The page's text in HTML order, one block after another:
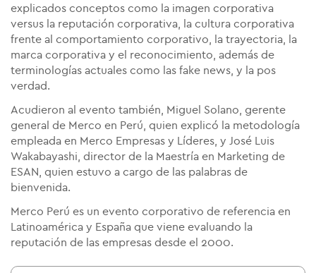
explicados conceptos como la imagen corporativa
versus la reputación corporativa, la cultura corporativa
frente al comportamiento corporativo, la trayectoria, la
marca corporativa y el reconocimiento, además de
terminologías actuales como las fake news, y la pos
verdad.
Acudieron al evento también, Miguel Solano, gerente
general de Merco en Perú, quien explicó la metodología
empleada en Merco Empresas y Líderes, y José Luis
Wakabayashi, director de la Maestría en Marketing de
ESAN, quien estuvo a cargo de las palabras de
bienvenida.
Merco Perú es un evento corporativo de referencia en
Latinoamérica y España que viene evaluando la
reputación de las empresas desde el 2000.